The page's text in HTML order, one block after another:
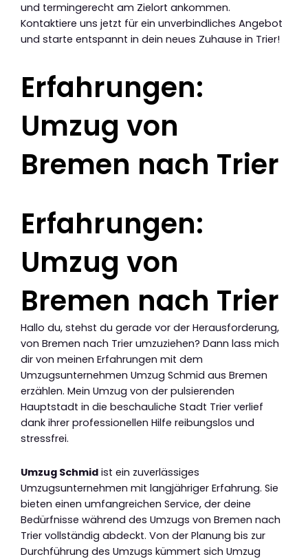
und termingerecht am Zielort ankommen.
Kontaktiere uns jetzt für ein unverbindliches Angebot
und starte entspannt in dein neues Zuhause in Trier!
Erfahrungen:
Umzug von
Bremen nach Trier
Erfahrungen:
Umzug von
Bremen nach Trier
Hallo du, stehst du gerade vor der Herausforderung,
von Bremen nach Trier umzuziehen? Dann lass mich
dir von meinen Erfahrungen mit dem
Umzugsunternehmen Umzug Schmid aus Bremen
erzählen. Mein Umzug von der pulsierenden
Hauptstadt in die beschauliche Stadt Trier verlief
dank ihrer professionellen Hilfe reibungslos und
stressfrei.
Umzug Schmid ist ein zuverlässiges
Umzugsunternehmen mit langjähriger Erfahrung. Sie
bieten einen umfangreichen Service, der deine
Bedürfnisse während des Umzugs von Bremen nach
Trier vollständig abdeckt. Von der Planung bis zur
Durchführung des Umzugs kümmert sich Umzug